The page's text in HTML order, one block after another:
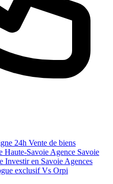
24h Vente de biens
Haute-Savoie Agence Savoie
Investir en Savoie Agences
exclusifVs Orpi